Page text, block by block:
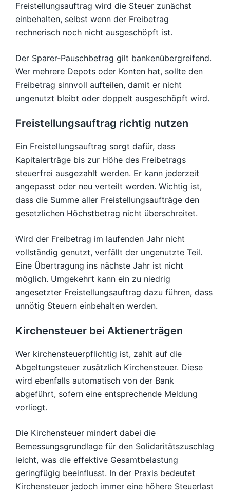
Freistellungsauftrag wird die Steuer zunächst
einbehalten, selbst wenn der Freibetrag
rechnerisch noch nicht ausgeschöpft ist.
Der Sparer-Pauschbetrag gilt bankenübergreifend.
Wer mehrere Depots oder Konten hat, sollte den
Freibetrag sinnvoll aufteilen, damit er nicht
ungenutzt bleibt oder doppelt ausgeschöpft wird.
Freistellungsauftrag richtig nutzen
Ein Freistellungsauftrag sorgt dafür, dass
Kapitalerträge bis zur Höhe des Freibetrags
steuerfrei ausgezahlt werden. Er kann jederzeit
angepasst oder neu verteilt werden. Wichtig ist,
dass die Summe aller Freistellungsaufträge den
gesetzlichen Höchstbetrag nicht überschreitet.
Wird der Freibetrag im laufenden Jahr nicht
vollständig genutzt, verfällt der ungenutzte Teil.
Eine Übertragung ins nächste Jahr ist nicht
möglich. Umgekehrt kann ein zu niedrig
angesetzter Freistellungsauftrag dazu führen, dass
unnötig Steuern einbehalten werden.
Kirchensteuer bei Aktienerträgen
Wer kirchensteuerpflichtig ist, zahlt auf die
Abgeltungsteuer zusätzlich Kirchensteuer. Diese
wird ebenfalls automatisch von der Bank
abgeführt, sofern eine entsprechende Meldung
vorliegt.
Die Kirchensteuer mindert dabei die
Bemessungsgrundlage für den Solidaritätszuschlag
leicht, was die effektive Gesamtbelastung
geringfügig beeinflusst. In der Praxis bedeutet
Kirchensteuer jedoch immer eine höhere Steuerlast